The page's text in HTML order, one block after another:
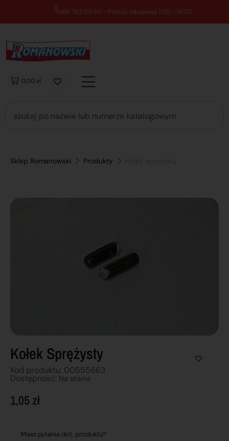
89 762 00 69 - Pomoc zakupowa 7:00 - 16:00
0,00 zł
Sklep Romanowski Produkty
Kołek Sprężysty
Kod produktu: 00555663
Dostępnosć: Na stanie
1,05 zł
Masz pytania dot. produktu?